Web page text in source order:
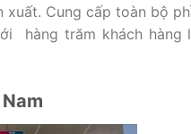
xuất. Cung cấp toàn bộ
hàng trăm khách hàng